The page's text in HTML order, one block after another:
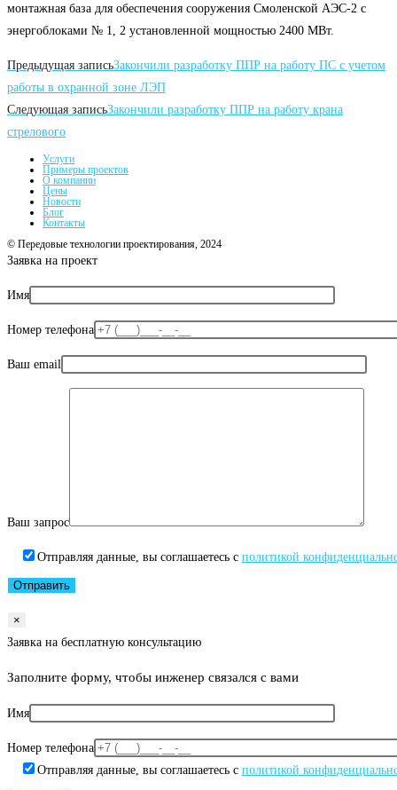
монтажная база для обеспечения сооружения Смоленской АЭС-2 с
энергоблоками № 1, 2 установленной мощностью 2400 МВт.
Читать
далее
статьи
Предыдущая записьЗакончили разработку ППР на работу ПС с учетом
работы в охранной зоне ЛЭП
Следующая записьЗакончили разработку ППР на работу крана
стрелового
Услуги
Примеры проектов
О компании
Цены
Новости
Блог
Контакты
© Передовые технологии проектирования, 2024
Заявка на проект
Имя
Номер телефона
Ваш email
Ваш запрос
Отправляя данные, вы соглашаетесь с политикой
×
Заявка на бесплатную консультацию
Заполните форму, чтобы инженер связался с вами
Имя
Номер телефона
Отправляя данные, вы соглашаетесь с политикой